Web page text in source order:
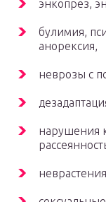
энкопрез,
булимия,
анорексия,
неврозы с
нарушения